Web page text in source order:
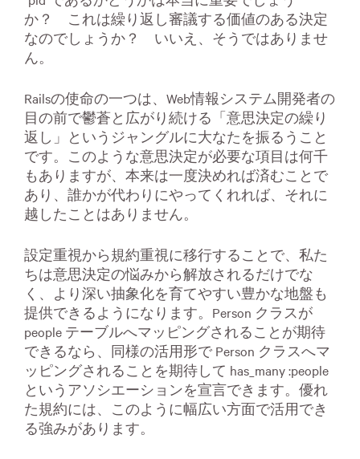
か？ これは繰り返し審議する価値のある決定
なのでしょうか？ いいえ、そうではありませ
ん。
Railsの使命の一つは、Web情報システム開発者の
目の前で鬱蒼と広がり続ける「意思決定の繰り
返し」というジャングルに大なたを振るうこと
です。このような意思決定が必要な項目は何千
もありますが、本来は一度決めれば済むことで
あり、誰かが代わりにやってくれれば、それに
越したことはありません。
設定重視から規約重視に移行することで、私た
ちは意思決定の悩みから解放されるだけでな
く、より深い抽象化を育てやすい豊かな地盤も
提供できるようになります。Person クラスが
people テーブルへマッピングされることが期待
できるなら、同様の活用形で Person クラスへマ
ッピングされることを期待して has_many :people
というアソシエーションを宣言できます。優れ
た規約には、このように幅広い方面で活用でき
る強みがあります。